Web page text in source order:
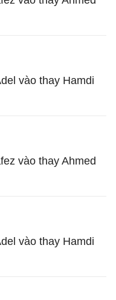
vào thay Hamdi
vào thay Ahmed
vào thay Hamdi